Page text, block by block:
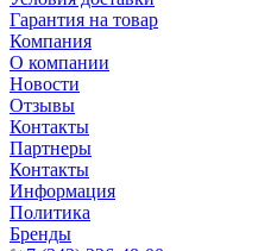
Гарантия на товар
Компания
О компании
Новости
Отзывы
Контакты
Партнеры
Контакты
Информация
Политика
Бренды